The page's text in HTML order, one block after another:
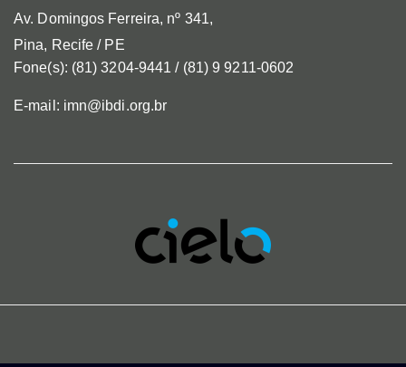
Av. Domingos Ferreira, nº 341,
Pina, Recife / PE
Fone(s): (81) 3204-9441 / (81) 9 9211-0602
E-mail: imn@ibdi.org.br